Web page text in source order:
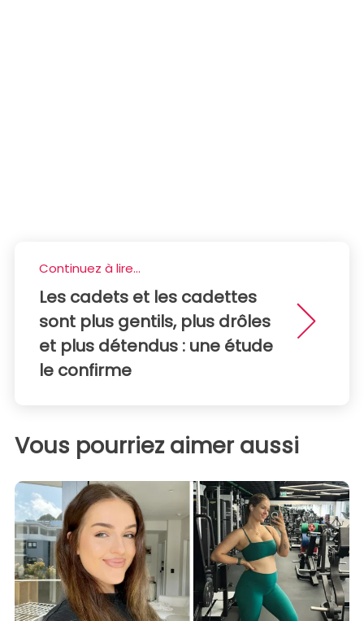
Continuez à lire...
Les cadets et les cadettes
sont plus gentils, plus drôles
et plus détendus : une étude
le confirme
Vous pourriez aimer aussi